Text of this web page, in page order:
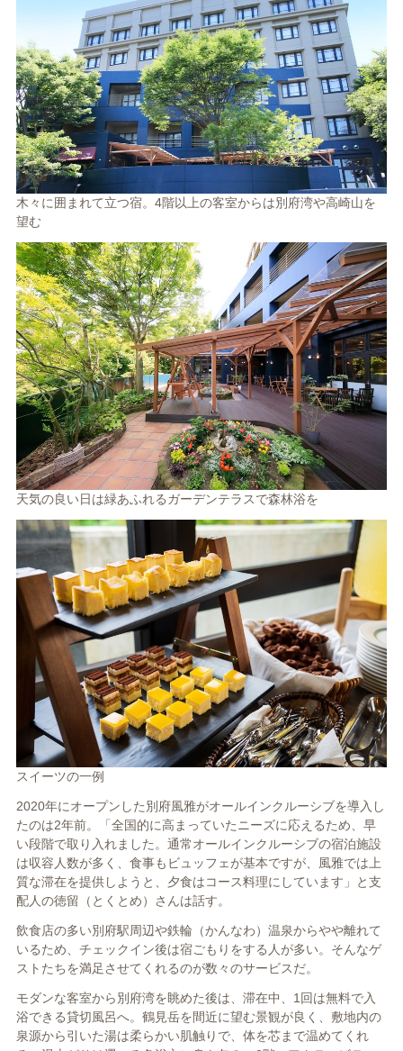
木々に囲まれて立つ宿。4階以上の客室からは別府湾や高崎山を
望む
天気の良い日は緑あふれるガーデンテラスで森林浴を
スイーツの一例
2020年にオープンした別府風雅がオールインクルーシブを導入し
たのは2年前。「全国的に高まっていたニーズに応えるため、早
い段階で取り入れました。通常オールインクルーシブの宿泊施設
は収容人数が多く、食事もビュッフェが基本ですが、風雅では上
質な滞在を提供しようと、夕食はコース料理にしています」と支
配人の徳留（とくとめ）さんは話す。
飲食店の多い別府駅周辺や鉄輪（かんなわ）温泉からやや離れて
いるため、チェックイン後は宿ごもりをする人が多い。そんなゲ
ストたちを満足させてくれるのが数々のサービスだ。
モダンな客室から別府湾を眺めた後は、滞在中、1回は無料で入
浴できる貸切風呂へ。鶴見岳を間近に望む景観が良く、敷地内の
泉源から引いた湯は柔らかい肌触りで、体を芯まで温めてくれ